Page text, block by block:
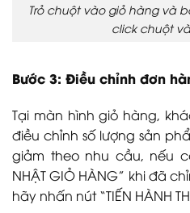
Trỏ chuột vào giỏ hàng và
click chuột
Bước 3: Điều chỉnh đơn
Tại màn hình giỏ hàng,
điều chỉnh số lượng sản
giảm theo nhu cầu, nếu
NHẬT GIỎ HÀNG” khi đã
hãy nhấn nút “TIẾN HÀNH